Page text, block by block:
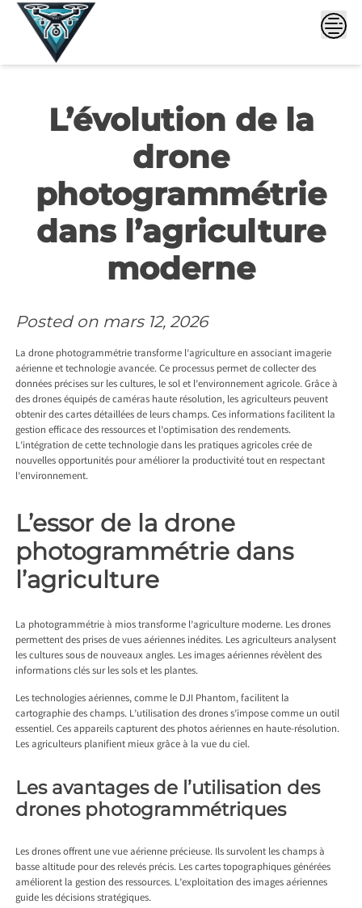
Skip
L’évolution de la
drone
photogrammétrie
dans l’agriculture
moderne
Posted on mars 12, 2026
La drone photogrammétrie transforme l’agriculture en associant imagerie
aérienne et technologie avancée. Ce processus permet de collecter des
données précises sur les cultures, le sol et l’environnement agricole. Grâce à
des drones équipés de caméras haute résolution, les agriculteurs peuvent
obtenir des cartes détaillées de leurs champs. Ces informations facilitent la
gestion efficace des ressources et l’optimisation des rendements.
L’intégration de cette technologie dans les pratiques agricoles crée de
nouvelles opportunités pour améliorer la productivité tout en respectant
l’environnement.
L’essor de la drone
photogrammétrie dans
l’agriculture
La photogrammétrie à miostransforme l’agriculture moderne. Les drones
permettent des prises de vues aériennes inédites. Les agriculteurs analysent
les cultures sous de nouveaux angles. Les images aériennes révèlent des
informations clés sur les sols et les plantes.
Les technologies aériennes, comme le DJI Phantom, facilitent la
cartographie des champs. L’utilisation des drones s’impose comme un outil
essentiel. Ces appareils capturent des photos aériennes en haute-résolution.
Les agriculteurs planifient mieux grâce à la vue du ciel.
Les avantages de l’utilisation des
drones photogrammétriques
Les drones offrent une vue aérienne précieuse. Ils survolent les champs à
basse altitude pour des relevés précis. Les cartes topographiques générées
améliorent la gestion des ressources. L’exploitation des images aériennes
guide les décisions stratégiques.